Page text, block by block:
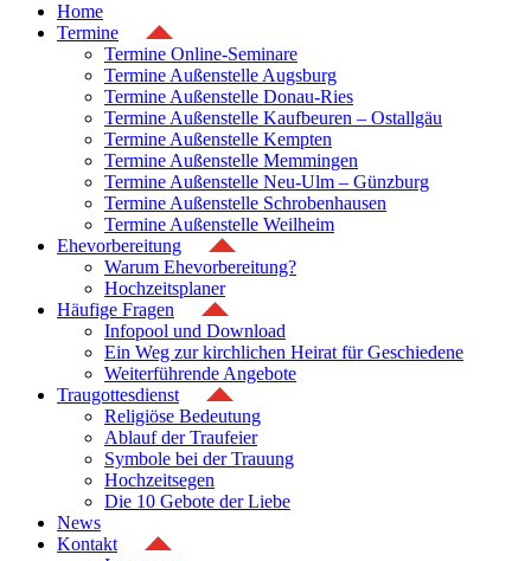
Home
Termine
Termine Online-Seminare
Termine Außenstelle Augsburg
Termine Außenstelle Donau-Ries
Termine Außenstelle Kaufbeuren – Ostallgäu
Termine Außenstelle Kempten
Termine Außenstelle Memmingen
Termine Außenstelle Neu-Ulm – Günzburg
Termine Außenstelle Schrobenhausen
Termine Außenstelle Weilheim
Ehevorbereitung
Warum Ehevorbereitung?
Hochzeitsplaner
Häufige Fragen
Infopool und Download
Ein Weg zur kirchlichen Heirat für Geschiedene
Weiterführende Angebote
Traugottesdienst
Religiöse Bedeutung
Ablauf der Traufeier
Symbole bei der Trauung
Hochzeitsegen
Die 10 Gebote der Liebe
News
Kontakt